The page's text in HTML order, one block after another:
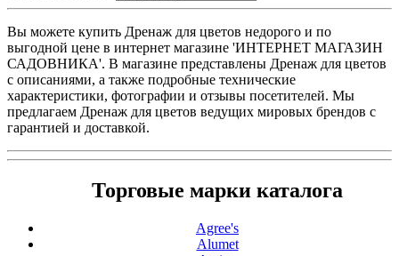
Вы можете купить Дренаж для цветов недорого и по
выгодной цене в интернет магазине 'ИНТЕРНЕТ МАГАЗИН
САДОВНИКА'. В магазине представлены Дренаж для цветов
с описаниями, а также подробные технические
характеристики, фотографии и отзывы посетителей. Мы
предлагаем Дренаж для цветов ведущих мировых брендов с
гарантией и доставкой.
Торговые марки каталога
Agree's
Alumet